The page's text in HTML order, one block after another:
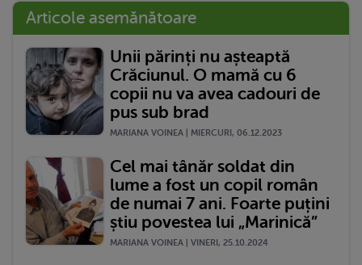
Articole asemănătoare
Unii părinți nu așteaptă
Crăciunul. O mamă cu 6
copii nu va avea cadouri de
pus sub brad
MARIANA VOINEA | MIERCURI, 06.12.2023
Cel mai tânăr soldat din
lume a fost un copil român
de numai 7 ani. Foarte puțini
știu povestea lui „Marinică”
MARIANA VOINEA | VINERI, 25.10.2024